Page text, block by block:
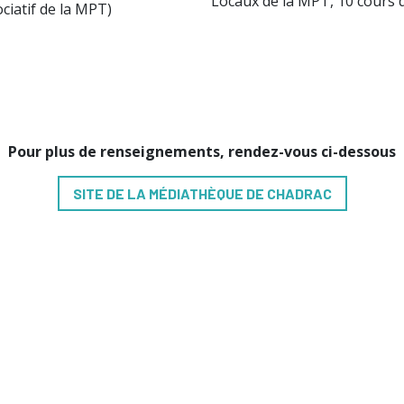
de la MPT)
Pour plus de renseignements, rendez-vous ci-dessous
SITE DE LA MÉDIATHÈQUE DE CHADRAC